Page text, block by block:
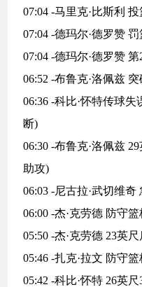
07:04 -马里克·比斯利
07:04 -德玛尔·德罗赞
07:04 -德玛尔·德罗赞
06:52 -布鲁克·洛佩兹
06:36 -科比·怀特传球失
断)
06:30 -布鲁克·洛佩兹
助攻)
06:03 -尼古拉·武切维奇
06:00 -杰·克劳德 防守篮
05:50 -杰·克劳德 23英
05:46 -扎克·拉文 防守篮
05:42 -科比·怀特 26英